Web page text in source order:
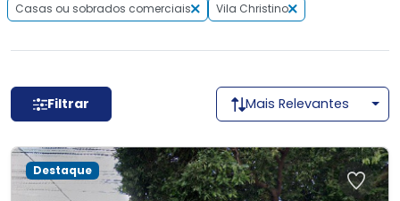
Casas ou sobrados comerciais
Vila Christino
Filtrar Mais Relevantes
Destaque